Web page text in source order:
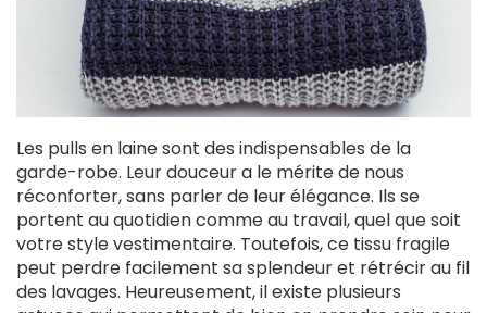
Les pulls en laine sont des indispensables de la
garde-robe. Leur douceur a le mérite de nous
réconforter, sans parler de leur élégance. Ils se
portent au quotidien comme au travail, quel que soit
votre style vestimentaire. Toutefois, ce tissu fragile
peut perdre facilement sa splendeur et rétrécir au fil
des lavages. Heureusement, il existe plusieurs